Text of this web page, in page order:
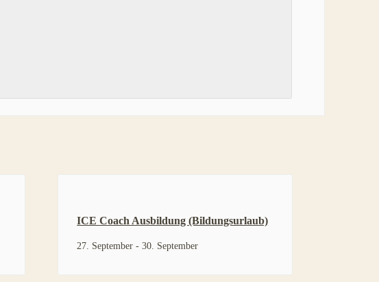
ICE Coach Ausbildung (Bildungsurlaub)
27. September -30. September